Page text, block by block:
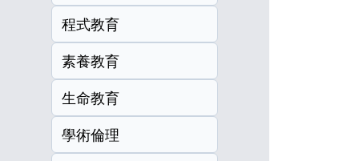
程式教育
素養教育
生命教育
學術倫理